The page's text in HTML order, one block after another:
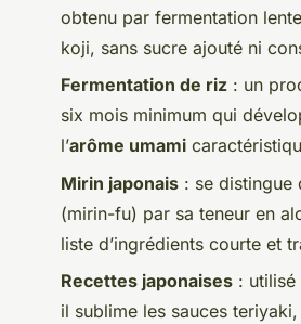
obtenu par fermentation
koji, sans sucre ajouté ni
Fermentation de riz : un
six mois minimum qui
l’arôme umami
Mirin japonais : se distingue
(mirin-fu) par sa teneur en
liste d’ingrédients courte et
Recettes japonaises :
il sublime les sauces